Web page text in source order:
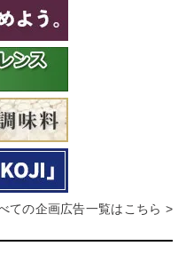
ての企画広告一覧はこちら >